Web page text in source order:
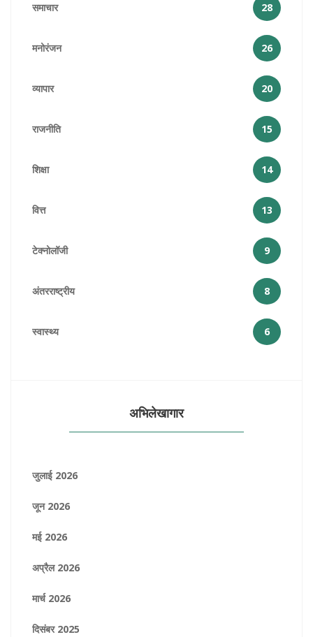
समाचार 28
मनोरंजन 26
व्यापार 20
राजनीति 15
शिक्षा 14
वित्त 13
टेक्नोलॉजी 9
अंतरराष्ट्रीय 8
स्वास्थ्य 6
अभिलेखागार
जुलाई 2026
जून 2026
मई 2026
अप्रैल 2026
मार्च 2026
दिसंबर 2025